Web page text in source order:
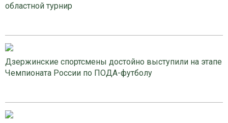
областной турнир
Дзержинские спортсмены достойно выступили на этапе
Чемпионата России по ПОДА-футболу